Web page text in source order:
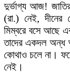
দুর্ভাগ্য আজ!
(রা.) নেই,
মিম্বরে বসে আছে
তাদের একদল অন্ধ
কোথাও চলে না।
নেই।